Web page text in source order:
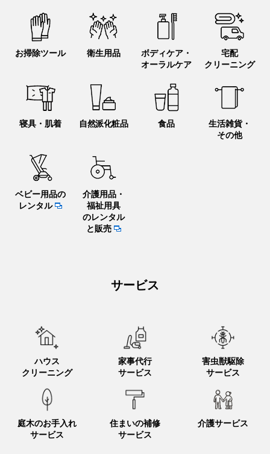
お掃除ツール 衛生用品
ボディケア・
オーラルケア
宅配
クリーニング
寝具・肌着 自然派化粧品 食品
生活雑貨・
その他
ベビー用品の
レンタル
介護用品・
福祉用具
のレンタル
と販売
サービス
ハウス
クリーニング
家事代行
サービス
害虫獣駆除
サービス
庭木のお手入れ
サービス
住まいの補修
サービス
介護サービス